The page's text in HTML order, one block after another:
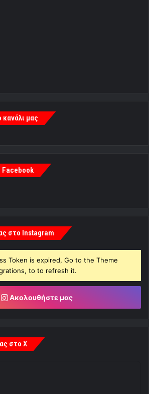
κανάλι μας
Facebook
στο Instagram
Token is expired, Go to the Theme
to to refresh it.
Ακολουθήστε μας
στο X